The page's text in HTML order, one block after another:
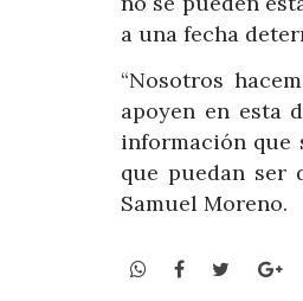
a una fecha
“Nosotros
apoyen en esta
información que
que puedan ser
Samuel Moreno.
WhatsApp
Facebook
Twitter